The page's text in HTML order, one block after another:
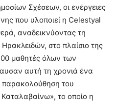
Σχέσεων, οι ενέργειες
που υλοποιεί η Celestyal
αναδεικνύοντας τη
στο πλαίσιο της
μαθητές όλων των
αυτή τη χρονιά ένα
παρακολούθηση του
το οποίο η